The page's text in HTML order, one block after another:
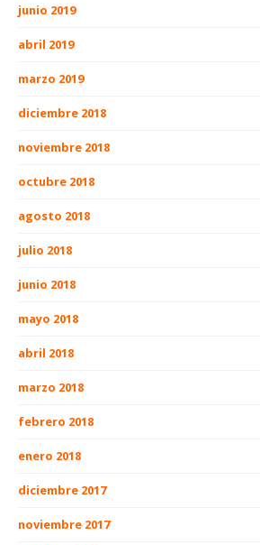
junio 2019
abril 2019
marzo 2019
diciembre 2018
noviembre 2018
octubre 2018
agosto 2018
julio 2018
junio 2018
mayo 2018
abril 2018
marzo 2018
febrero 2018
enero 2018
diciembre 2017
noviembre 2017